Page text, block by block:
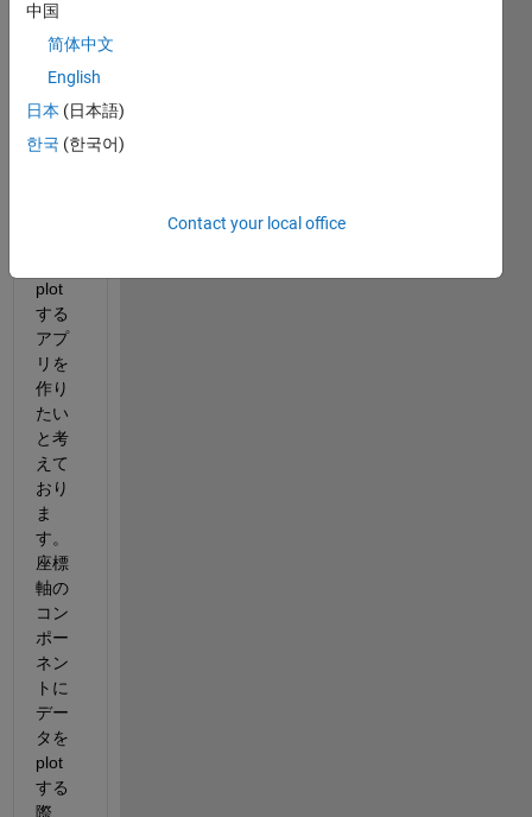
desin
gerに
て、
plot
する
アプ
リを
作り
たい
と考
えて
おり
ま
す。
座標
軸の
コン
ポー
ネン
トに
デー
タを
plot
する
際、
中国
简体中文
English
日本 (日本語)
한국 (한국어)
Contact your local office